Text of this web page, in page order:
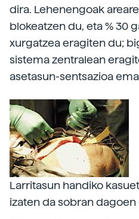
dira. Lehenengoak
blokeatzen du, eta % 30
xurgatzea eragiten du;
sistema zentralean
asetasun-sentsazioa
Larritasun handiko
izaten da sobran dagoen